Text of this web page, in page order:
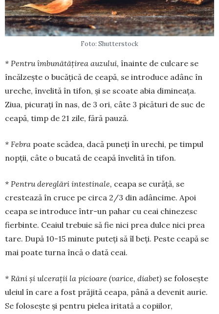
Foto: Shutterstock
* Pentru îmbunătățirea auzului, înainte de cul­care se
încălzește o bucățică de ceapă, se introduce adânc în
ureche, învelită în tifon, și se scoate abia dimineața.
Ziua, picurați în nas, de 3 ori, câte 3 pi­cături de suc de
ceapă, timp de 21 zile, fără pauză.
* Febra poate scădea, dacă puneți în urechi, pe timpul
nopții, câte o bucată de ceapă învelită în tifon.
* Pentru dereglări intestinale, ceapa se curăță, se
crestează în cruce pe circa 2/3 din adâncime. Apoi
ceapa se introduce într-un pahar cu ceai chi­nezesc
fierbinte. Ceaiul trebuie să fie nici prea dulce nici prea
tare. După 10-15 minute puteți să îl beți. Peste ceapă se
mai poate turna încă o dată ceai.
* Răni și ulcerații la picioare (varice, diabet) se folosește
uleiul în care a fost prăjită ceapa, până a devenit aurie.
Se folosește și pentru pielea iritată a copiilor,